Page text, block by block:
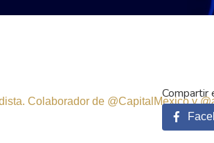
Colaborador de @CapitalMexico y